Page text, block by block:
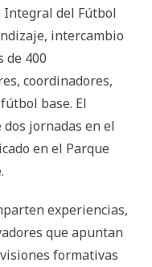
Integral del Fútbol
intercambio
de 400
coordinadores,
base. El
jornadas en el
en el Parque
experiencias,
que apuntan
formativas